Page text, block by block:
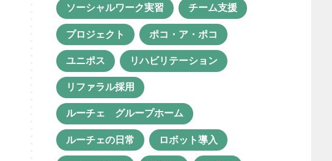
キャリアアップ クラウド化
グループホームルーチェ
グレー児 コミュニケーション
コミュニケーション活性化
コロナ禍 サービス担当者会議
システム化 セカンドライフ
ソーシャルワーク実習 チーム支援
プロジェクト ポコ・ア・ポコ
ユニポス リハビリテーション
リファラル採用
ルーチェ グループホーム
ルーチェの日常 ロボット導入